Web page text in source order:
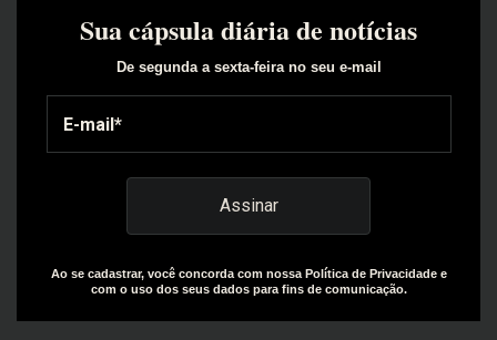
Sua cápsula diária de notícias
De segunda a sexta-feira no seu e-mail
Ao se cadastrar, você concorda com nossa Política de Privacidade e
com o uso dos seus dados para fins de comunicação.